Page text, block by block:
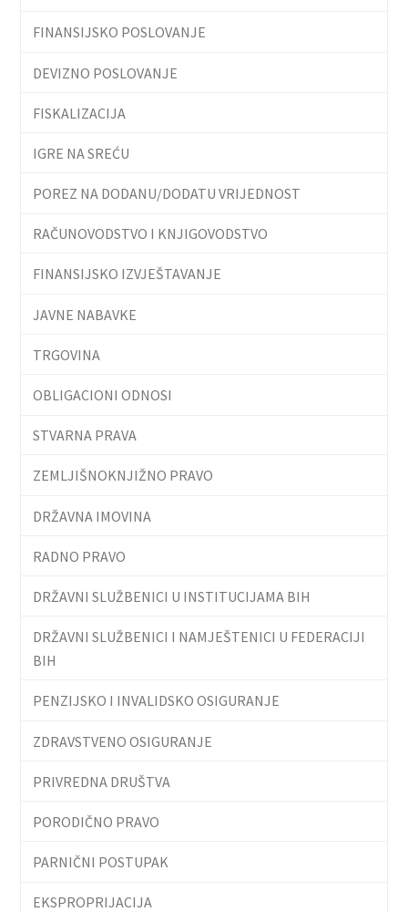
FINANSIJSKO POSLOVANJE
DEVIZNO POSLOVANJE
FISKALIZACIJA
IGRE NA SREĆU
POREZ NA DODANU/DODATU VRIJEDNOST
RAČUNOVODSTVO I KNJIGOVODSTVO
FINANSIJSKO IZVJEŠTAVANJE
JAVNE NABAVKE
TRGOVINA
OBLIGACIONI ODNOSI
STVARNA PRAVA
ZEMLJIŠNOKNJIŽNO PRAVO
DRŽAVNA IMOVINA
RADNO PRAVO
DRŽAVNI SLUŽBENICI U INSTITUCIJAMA BIH
DRŽAVNI SLUŽBENICI I NAMJEŠTENICI U FEDERACIJI
BIH
PENZIJSKO I INVALIDSKO OSIGURANJE
ZDRAVSTVENO OSIGURANJE
PRIVREDNA DRUŠTVA
PORODIČNO PRAVO
PARNIČNI POSTUPAK
EKSPROPRIJACIJA